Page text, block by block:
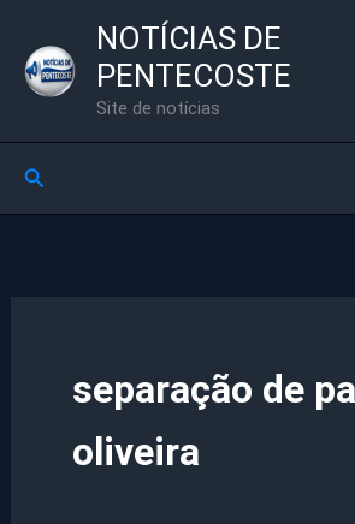
para
NOTÍCIAS DE
PENTECOSTE
Site de notícias
Pesquisar
separação de
oliveira